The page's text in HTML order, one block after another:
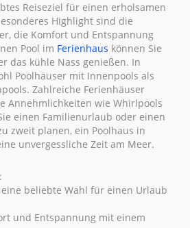
Reiseziel für einen erholsamen
Highlight sind die
die Komfort und Entspannung
Pool im Ferienhaus können Sie
das kühle Nass genießen. In
Poolhäuser mit Innenpools als
Zahlreiche Ferienhäuser
Annehmlichkeiten wie Whirlpools
einen Familienurlaub oder einen
zweit planen, ein Poolhaus in
unvergessliche Zeit am Meer.
beliebte Wahl für einen Urlaub
und Entspannung mit einem